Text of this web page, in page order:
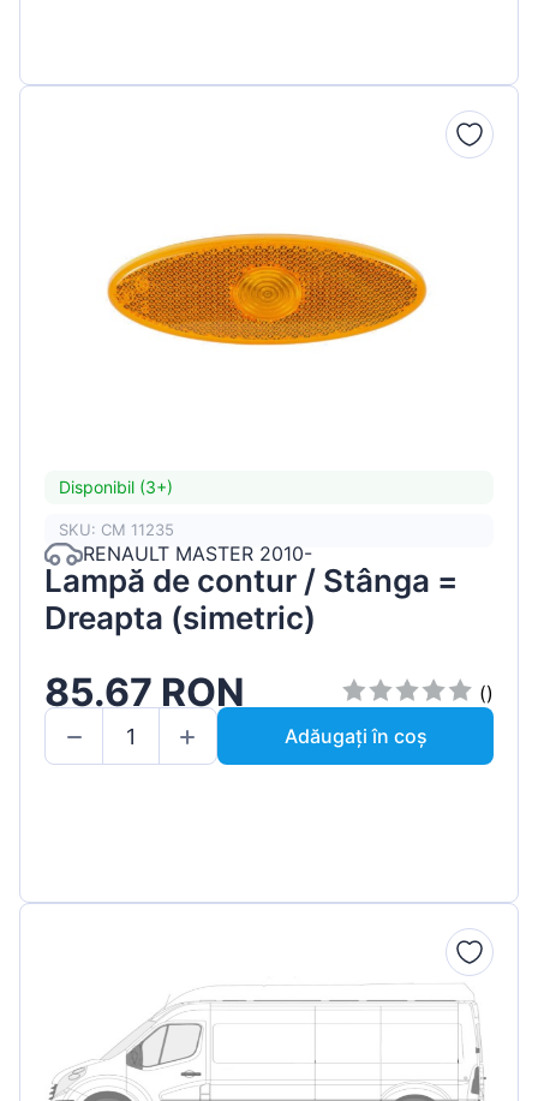
Disponibil (3+)
SKU: CM 11235
RENAULT MASTER 2010-
Lampă de contur / Stânga =
Dreapta (simetric)
85.67 RON
()
Adăugați în coș